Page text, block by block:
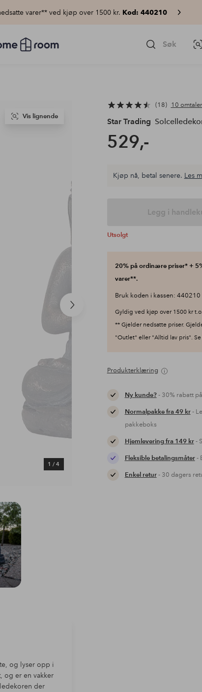
varer** ved kjøp over 1500 kr. Kod: 440210
Søk
Neste
produkt
1 / 4
Vis lignende
18 10 omtaler
Star Trading
529,-
Kjøp nå, betal senere. Les
Legg i
Utsolgt
20% på ordinære priser* +
varer**.
Bruk koden i kassen: 440210
Gyldig ved kjøp over 1500 kr
** Gjelder nedsatte priser.
"Outlet" eller "Alltid lav pris".
Produkterklæring
Ny kunde?- 30% rabatt
Normalpakke fra 49 kr-
pakkeboks
Hjemlevering fra 149 kr-
Fleksible betalingsmåter-
Enkel retur- 30 dagers
og lyser opp i
og er en vakker
der